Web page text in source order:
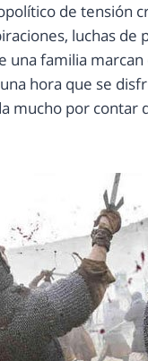
de tensión
luchas
una familia
hora que se
mucho por contar